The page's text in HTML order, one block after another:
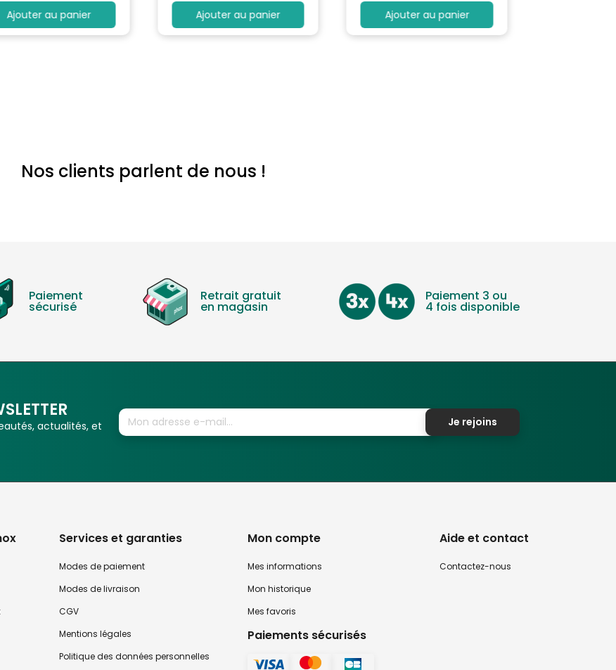
Ajouter au panier Ajouter au panier Ajouter au panier
Nos clients parlent de nous !
Paiement
sécurisé
Retrait gratuit
en magasin
Paiement 3 ou
4 fois disponible
actualités, et Je rejoins
Services et garanties
Modes de paiement
Modes de livraison
CGV
Mentions légales
Politique des données personnelles
Mon compte
Mes informations
Mon historique
Mes favoris
Paiements sécurisés
Aide et contact
Contactez-nous